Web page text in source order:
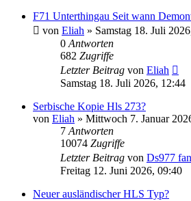
F71 Unterthingau Seit wann
von Eliah » Samstag 18. Juli
0 Antworten
682 Zugriffe
Letzter Beitrag von Eliah
Samstag 18. Juli 2026, 12:44
Serbische Kopie Hls 273?
von Eliah » Mittwoch 7. Januar
7 Antworten
10074 Zugriffe
Letzter Beitrag von Ds977 fan
Freitag 12. Juni 2026, 09:40
Neuer ausländischer HLS Typ?